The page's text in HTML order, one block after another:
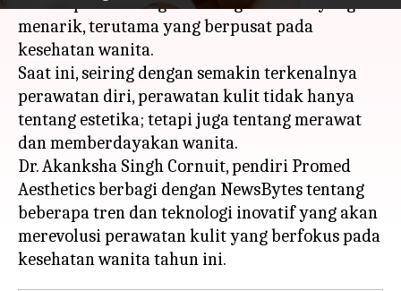
menarik, terutama yang berpusat pada
kesehatan wanita.
Saat ini, seiring dengan semakin terkenalnya
perawatan diri, perawatan kulit tidak hanya
tentang estetika; tetapi juga tentang merawat
dan memberdayakan wanita.
Dr. Akanksha Singh Cornuit, pendiri Promed
Aesthetics berbagi dengan NewsBytes tentang
beberapa tren dan teknologi inovatif yang akan
merevolusi perawatan kulit yang berfokus pada